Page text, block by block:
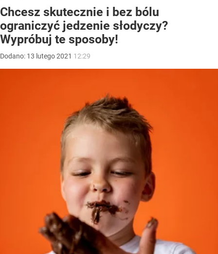
Chcesz skutecznie i bez bólu
ograniczyć jedzenie słodyczy?
Wypróbuj te sposoby!
Dodano: 13 lutego2021 12:29